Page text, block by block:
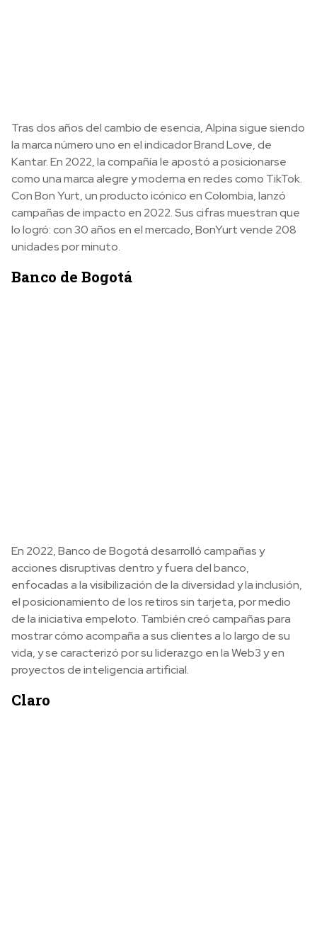
Tras dos años del cambio de esencia, Alpina sigue siendo
la marca número uno en el indicador Brand Love, de
Kantar. En 2022, la compañía le apostó a posicionarse
como una marca alegre y moderna en redes como TikTok.
Con Bon Yurt, un producto icónico en Colombia, lanzó
campañas de impacto en 2022. Sus cifras muestran que
lo logró: con 30 años en el mercado, BonYurt vende 208
unidades por minuto.
Banco de Bogotá
En 2022, Banco de Bogotá desarrolló campañas y
acciones disruptivas dentro y fuera del banco,
enfocadas a la visibilización de la diversidad y la inclusión,
el posicionamiento de los retiros sin tarjeta, por medio
de la iniciativa empeloto. También creó campañas para
mostrar cómo acompaña a sus clientes a lo largo de su
vida, y se caracterizó por su liderazgo en la Web3 y en
proyectos de inteligencia artificial.
Claro